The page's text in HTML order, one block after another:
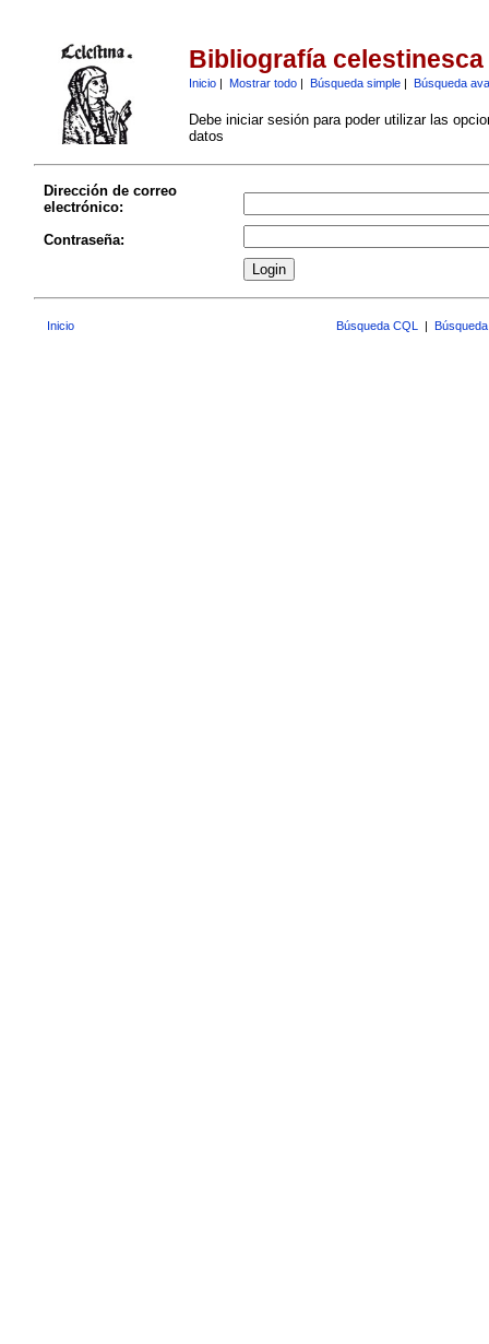
Bibliografía celestinesca
Inicio| Mostrar todo| Búsqueda simple| Búsqueda
Debe iniciar sesión para poder utilizar las
datos
Dirección de correo
electrónico:
Contraseña:
Inicio Búsqueda CQL |